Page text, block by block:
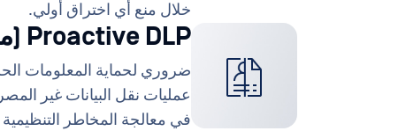
خلال منع أي اختراق أولي.
Proactive DLP (منع فقدان البيانات)
ضروري لحماية المعلومات
عمليات نقل البيانات غير
في معالجة المخاطر